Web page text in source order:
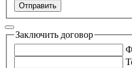
Отправить
Заключить договор